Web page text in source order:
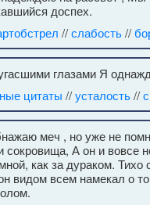
доспех.
//слабость//
глазами Я
цитаты //усталость//
меч , но уже не
сокровища, А он и вовсе
как за дураком. Тихо
видом всем намекал о